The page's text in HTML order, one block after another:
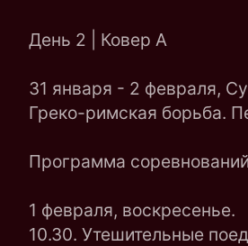
День 2 | Ковер A
31 января - 2 февраля,
Греко-римская борьба.
Программа
1 февраля, воскресенье.
10.30. Утешительные